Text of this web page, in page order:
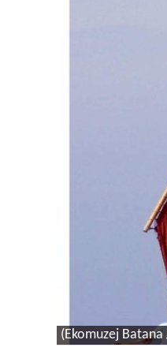
(Ekomuzej